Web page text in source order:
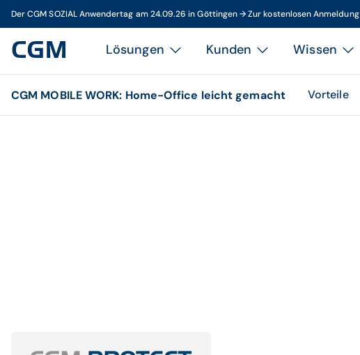
Der CGM SOZIAL Anwendertag am 24.09.26 in Göttingen → Zur kostenlosen Anmeldung
Lösungen Kunden Wissen
CGM MOBILE WORK: Home-Office leicht gemacht Vorteile